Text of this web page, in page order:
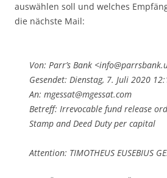
auswählen soll und welches
die nächste Mail:
Von: Parr’s Bank
Gesendet: Dienstag, 7. Juli 2020
An: mgessat@mgessat.com
Betreff: Irrevocable fund release
Stamp and Deed Duty per capital
Attention: TIMOTHEUS EUSEBIUS